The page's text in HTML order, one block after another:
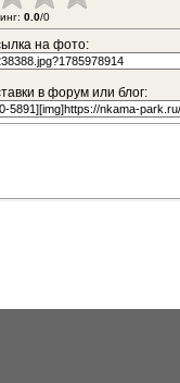
0.0/0
на фото:
в форум или блог: